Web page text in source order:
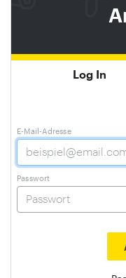
Log In
E-Mail-Adresse
Passwort